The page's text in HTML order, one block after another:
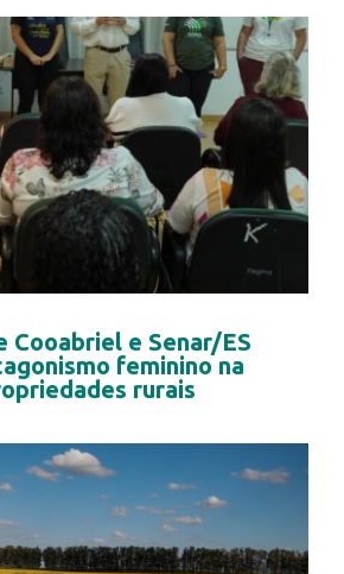
Cooabriel e Senar/ES
feminino na
rurais